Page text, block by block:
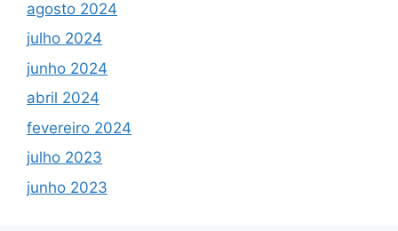
agosto 2024
julho 2024
junho 2024
abril 2024
fevereiro 2024
julho 2023
junho 2023